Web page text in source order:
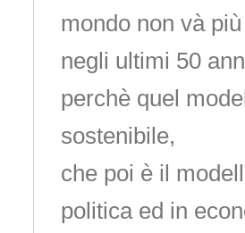
mondo non và
negli ultimi 50
perchè quel
sostenibile,
che poi è il
politica ed in